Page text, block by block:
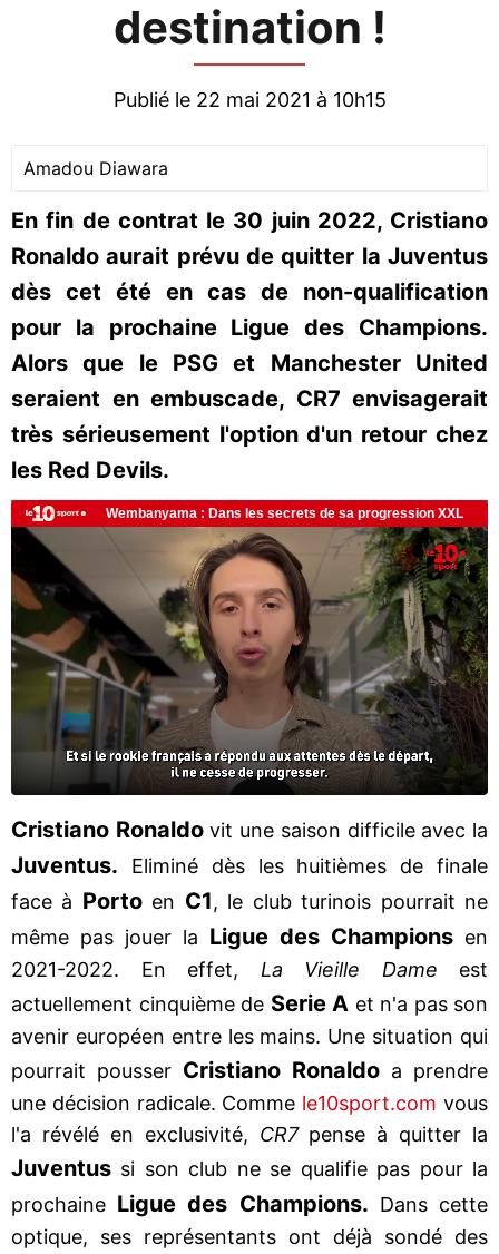
destination !
Publié le 22 mai 2021 à 10h15
Amadou Diawara
En fin de contrat le 30 juin 2022, Cristiano
Ronaldo aurait prévu de quitter la Juventus
dès cet été en cas de non-qualification
pour la prochaine Ligue des Champions.
Alors que le PSG et Manchester United
seraient en embuscade, CR7 envisagerait
très sérieusement l'option d'un retour chez
les Red Devils.
Cristiano Ronaldovit une saison difficile avec la
Juventus. Eliminé dès les huitièmes de finale
face à Portoen C1, le club turinois pourrait ne
même pas jouer la Ligue des Champions en
2021-2022. En effet, La Vieille Dame est
actuellement cinquième de Serie A et n'a pas son
avenir européen entre les mains. Une situation qui
pourrait pousser Cristiano Ronaldo a prendre
une décision radicale. Comme le10sport.comvous
l'a révélé en exclusivité, CR7pense à quitter la
Juventus si son club ne se qualifie pas pour la
prochaine Ligue des Champions. Dans cette
optique, ses représentants ont déjà sondé des